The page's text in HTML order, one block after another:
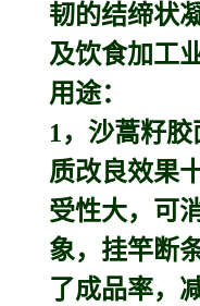
韧的结缔状
及饮食加工
用途：
1，沙蒿籽
质改良效果
受性大，可
象，挂竿断
了成品率，